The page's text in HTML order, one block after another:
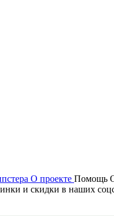
О проекте Помощь
и скидки в наших